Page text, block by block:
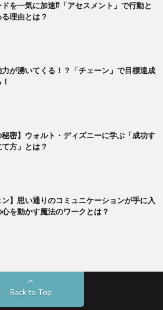
を一気に加速⁉「アセスメント」で行動と
理由とは？
が湧いてくる！？「チェーン」で目標達成
秘密】ウォルト・ディズニーに学ぶ「成功す
方」とは？
ン】思い通りのコミュニケーションが手に入
を動かす魔法のワークとは？
Back to Top